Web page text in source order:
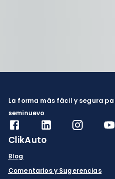
La forma más fácil y segura
seminuevo
ClikAuto
Blog
Comentarios y Sugerencias